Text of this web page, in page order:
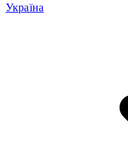
Україна